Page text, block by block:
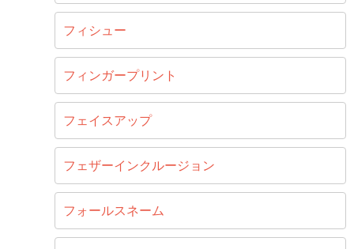
フィシュー
フィンガープリント
フェイスアップ
フェザーインクルージョン
フォールスネーム